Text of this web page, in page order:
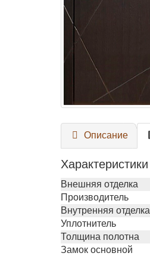
Описание
Характеристики
Внешняя отделка
Производитель
Внутренняя отделка
Уплотнитель
Толщина полотна
Замок основной